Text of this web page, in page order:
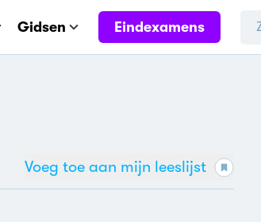
Gidsen Eindexamens
Voeg toe aan mijn leeslijst